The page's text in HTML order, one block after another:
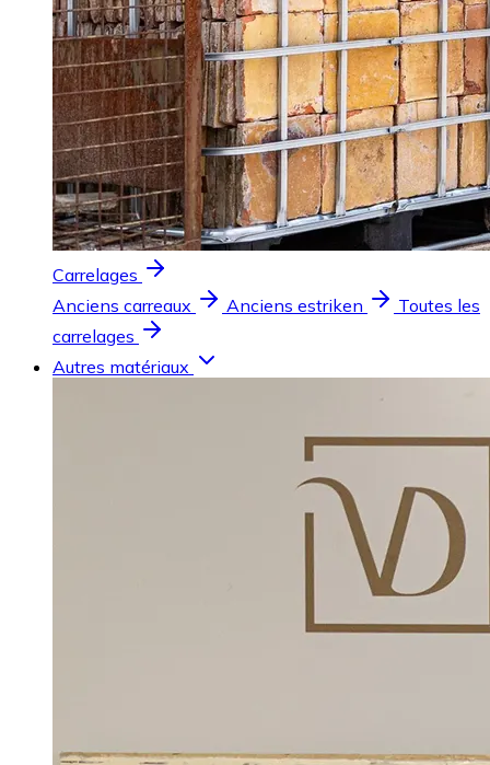
Carrelages
Anciens carreaux
Anciens estriken
Toutes les
carrelages
Autres matériaux